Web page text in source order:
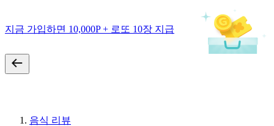
지금 가입하면 10,000P + 로또 10장 지급
음식 리뷰